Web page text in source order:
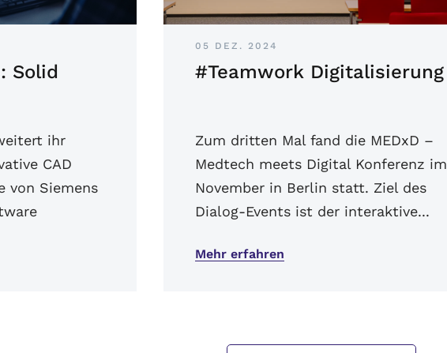
Solid
ihr
CAD
von Siemens
05 DEZ. 2024
#Teamwork Digitalisierung
Zum dritten Mal fand die MEDxD –
Medtech meets Digital Konferenz im
November in Berlin statt. Ziel des
Dialog-Events ist der interaktive...
Mehr erfahren